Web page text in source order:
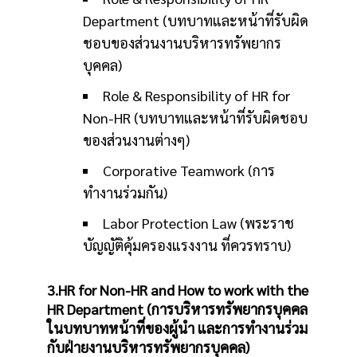
Department (บทบาทและหน้าที่รับผิด
ชอบของส่วนงานบริหารทรัพยากร
บุคคล)
Role & Responsibility of HR for
Non-HR (บทบาทและหน้าที่รับผิดชอบ
ของส่วนงานต่างๆ)
Corporative Teamwork (การ
ทำงานร่วมกัน)
Labor Protection Law (พระราช
บัญญัติคุ้มครองแรงงาน ที่ควรทราบ)
3.HR for Non-HR and How to work with the
HR Department (การบริหารทรัพยากรบุคคล
ในบทบาทหน้าที่ของผู้นำ และการทำงานร่วม
กับฝ่ายงานบริหารทรัพยากรบุคคล)